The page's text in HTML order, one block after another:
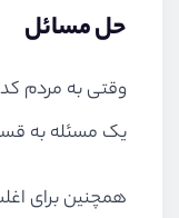
حل مسائل
وقتی به مردم
یک مسئله به
همچنین برای